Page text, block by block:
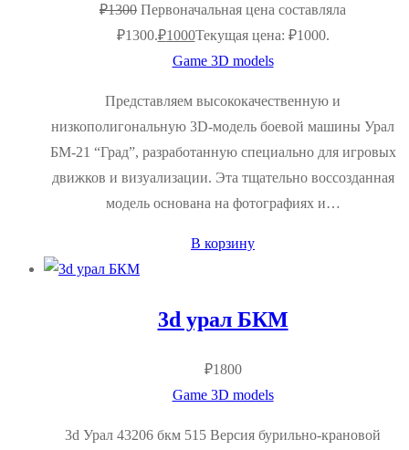
₽1300 Первоначальная цена составляла
₽1300.₽1000Текущая цена: ₽1000.
Game 3D models
Представляем высококачественную и
низкополигональную 3D-модель боевой машины Урал
БМ-21 “Град”, разработанную специально для игровых
движков и визуализации. Эта тщательно воссозданная
модель основана на фотографиях и…
В корзину
3d урал БКМ
₽1800
Game 3D models
3d Урал 43206 бкм 515 Версия бурильно-крановой